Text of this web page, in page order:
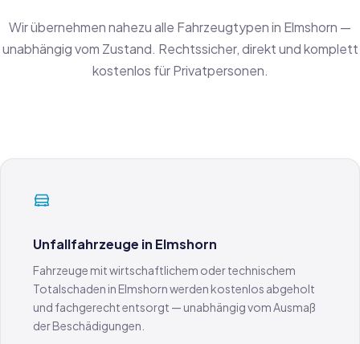
Wir übernehmen nahezu alle Fahrzeugtypen in Elmshorn —
unabhängig vom Zustand. Rechtssicher, direkt und komplett
kostenlos für Privatpersonen.
Unfallfahrzeuge in Elmshorn
Fahrzeuge mit wirtschaftlichem oder technischem
Totalschaden in Elmshorn werden kostenlos abgeholt
und fachgerecht entsorgt — unabhängig vom Ausmaß
der Beschädigungen.